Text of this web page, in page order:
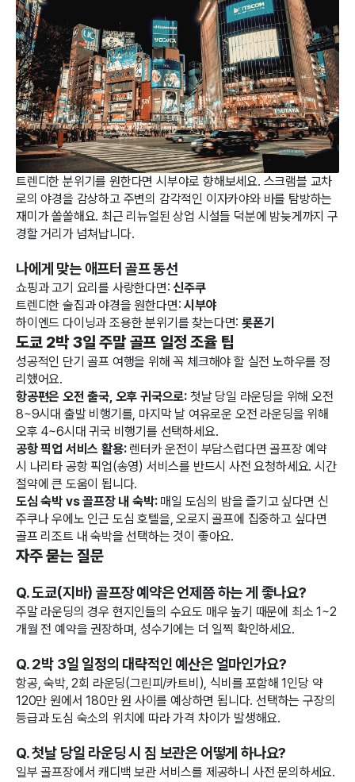
트렌디한 분위기를 원한다면 시부야로 향해보세요. 스크램블 교차
로의 야경을 감상하고 주변의 감각적인 이자카야와 바를 탐방하는
재미가 쏠쏠해요. 최근 리뉴얼된 상업 시설들 덕분에 밤늦게까지 구
경할 거리가 넘쳐납니다.
나에게 맞는 애프터 골프 동선
쇼핑과 고기 요리를 사랑한다면:신주쿠
트렌디한 술집과 야경을 원한다면:시부야
하이엔드 다이닝과 조용한 분위기를 찾는다면:롯폰기
도쿄 2박 3일 주말 골프 일정 조율 팁
성공적인 단기 골프 여행을 위해 꼭 체크해야 할 실전 노하우를 정
리했어요.
항공편은 오전 출국, 오후 귀국으로: 첫날 당일 라운딩을 위해 오전
8~9시대 출발 비행기를, 마지막 날 여유로운 오전 라운딩을 위해
오후 4~6시대 귀국 비행기를 선택하세요.
공항 픽업 서비스 활용:렌터카 운전이 부담스럽다면 골프장 예약
시 나리타 공항 픽업(송영) 서비스를 반드시 사전 요청하세요. 시간
절약에 큰 도움이 됩니다.
도심 숙박 vs 골프장 내 숙박:매일 도심의 밤을 즐기고 싶다면 신
주쿠나 우에노 인근 도심 호텔을, 오로지 골프에 집중하고 싶다면
골프 리조트 내 숙박을 선택하는 것이 좋아요.
자주 묻는 질문
Q. 도쿄(지바) 골프장 예약은 언제쯤 하는 게 좋나요?
주말 라운딩의 경우 현지인들의 수요도 매우 높기 때문에 최소 1~2
개월 전 예약을 권장하며, 성수기에는 더 일찍 확인하세요.
Q. 2박 3일 일정의 대략적인 예산은 얼마인가요?
항공, 숙박, 2회 라운딩(그린피/카트비), 식비를 포함해 1인당 약
120만 원에서 180만 원 사이를 예상하면 됩니다. 선택하는 구장의
등급과 도심 숙소의 위치에 따라 가격 차이가 발생해요.
Q. 첫날 당일 라운딩 시 짐 보관은 어떻게 하나요?
일부 골프장에서 캐디백 보관 서비스를 제공하니 사전 문의하세요.